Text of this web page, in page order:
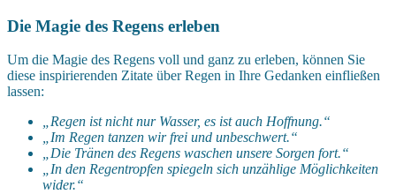
Die Magie des Regens erleben
Um die Magie des Regens voll und ganz zu erleben, können Sie
diese inspirierenden Zitate über Regen in Ihre Gedanken einfließen
lassen:
„Regen ist nicht nur Wasser, es ist auch Hoffnung.“
„Im Regen tanzen wir frei und unbeschwert.“
„Die Tränen des Regens waschen unsere Sorgen fort.“
„In den Regentropfen spiegeln sich unzählige Möglichkeiten
wider.“